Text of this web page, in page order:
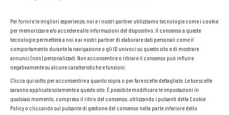
Per fornire le migliori esperienze, noi e i nostri partner utilizziamo tecnologie come i cookie
per memorizzare e/o accedere alle informazioni del dispositivo. Il consenso a queste
tecnologie permetterà a noi e ai nostri partner di elaborare dati personali come il
comportamento durante la navigazione o gli ID univoci su questo sito e di mostrare
annunci (non) personalizzati. Non acconsentire o ritirare il consenso può influire
negativamente su alcune caratteristiche e funzioni.
Clicca qui sotto per acconsentire a quanto sopra o per fare scelte dettagliate. Le tue scelte
saranno applicate solamente a questo sito. È possibile modificare le impostazioni in
qualsiasi momento, compreso il ritiro del consenso, utilizzando i pulsanti della Cookie
Policy o cliccando sul pulsante di gestione del consenso nella parte inferiore dello